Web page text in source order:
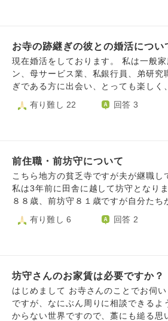
ず、ボロボロと泣きながら「あなた、
がなさすぎます。坊守失格です」と言
前でそういうことをいわれたのと泣か
者になってしまった感覚におちいり、
その状況をすぐに住職に伝え、もう出
代ですが未婚で子供さんもいないから
談されます（それも住職の業務ですが
の家族は別の宗派（真言宗）なのに御
か、お布施はいくら払えばいいか？な
す。また過去にも私の坊守としての仕
われます。仏飯の盛り方がおかしい（
ことの謝罪の仕方などご教授いただけ
紙がいいでしょうか？ どうぞよろしく
お寺の跡継ぎの彼との婚活につい
現在婚活をしております。 私は一般
ン、母サービス業、私銀行員、弟研究
ぎである方に出会い、とっても楽しく
でいただきました。彼の前職が今の私
とても楽しく、いい人だなぁ。楽しい
はお寺に住むよ」と伝えられました。
なところもあり、「なら、いっか〜、
思ってるんかなぁ」と思いつつも、母
白をされた話をすると「着付けができ
た。 彼にも聞けばよかったのですが
には自分で決めないととは思っている
う会うのやめようか」と言われ、自分
らなくなり、相談させていただきました。 ※父の勤め
会社が1度倒産しているため、会社勤
有り難し 22 回答 3
前住職・前坊守について
こちら地方の貧乏寺ですが夫が継職し
私は3年前に田舎に越して坊守となり
８８歳、前坊守８１歳ですが自分たち
まま、私たちに色々な権限を譲ろうと
職（夫）も継職するまで長い間、僧職
あります。前住・前坊とも考えが明治
私たちはそれに合わせないといけませ
計を私が引き継いでいますがExcelで
（手書き）の帳簿でソロバンで計算し
有り難し 6 回答 2
坊守さんのお家賃は必要ですか？
はじめまして お寺さんのことでお伺
ですが、なにぶん周りに相談できるよ
からない世界ですので、藁にも縋る思